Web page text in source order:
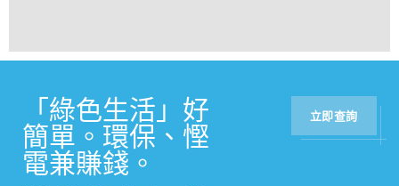
「綠色生活」好
簡單。環保、慳
電兼賺錢。
立即查詢